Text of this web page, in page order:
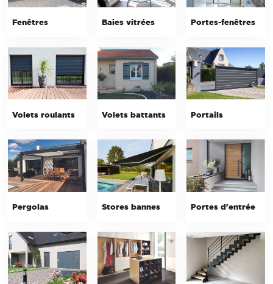
Fenêtres Baies vitrées Portes-fenêtres
Volets roulants Volets battants Portails
Pergolas Stores bannes Portes d'entrée